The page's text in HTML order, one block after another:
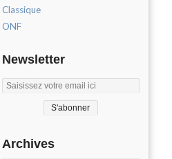
Classique
ONF
Newsletter
Archives